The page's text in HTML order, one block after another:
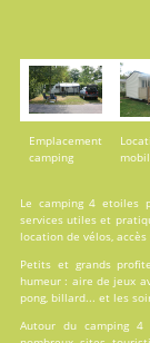
Emplacement
camping
Le camping 4 etoiles
servicesutiles et
location de vélos,
Petits et grands
humeur : aire de jeux
pong, billard... et les
Autour du camping